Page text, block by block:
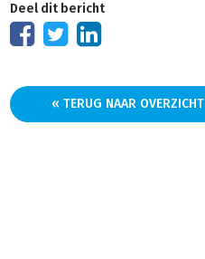
Deel dit bericht
« TERUG NAAR OVERZICHT